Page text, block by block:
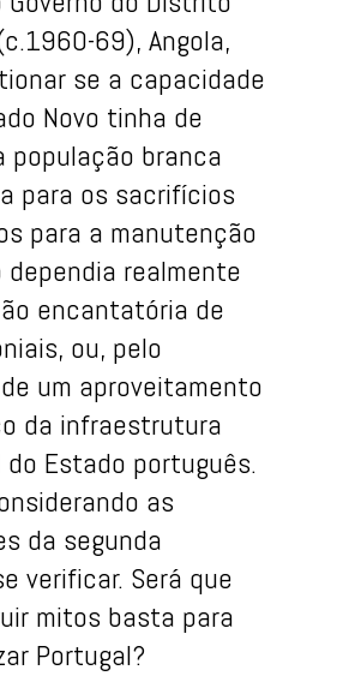
69), Angola,
se a capacidade
Novo tinha de
população branca
para os sacrifícios
para a manutenção
dependia realmente
encantatória de
ou, pelo
um aproveitamento
da infraestrutura
Estado português.
as
da segunda
verificar. Será que
mitos basta para
Portugal?